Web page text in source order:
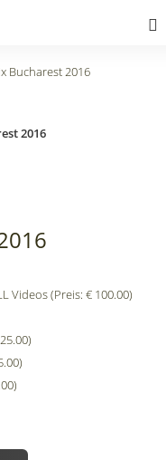
Bucharest 2016
Videos (Preis: € 100.00)